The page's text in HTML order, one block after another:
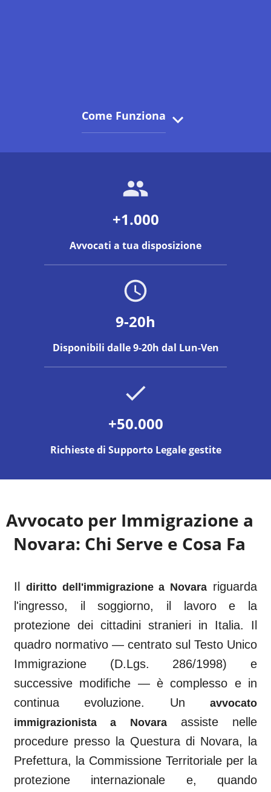
Come Funziona
+1.000
Avvocati a tua disposizione
9-20h
Disponibili dalle 9-20h dal Lun-Ven
+50.000
Richieste di Supporto Legale gestite
Avvocato per Immigrazione a
Novara: Chi Serve e Cosa Fa
Il diritto dell'immigrazione a Novara riguarda
l'ingresso, il soggiorno, il lavoro e la
protezione dei cittadini stranieri in Italia. Il
quadro normativo — centrato sul Testo Unico
Immigrazione (D.Lgs. 286/1998) e
successive modifiche — è complesso e in
continua evoluzione. Un
avvocato
immigrazionista a Novara
assiste nelle
procedure presso la Questura di Novara, la
Prefettura, la Commissione Territoriale per la
protezione internazionale e, quando